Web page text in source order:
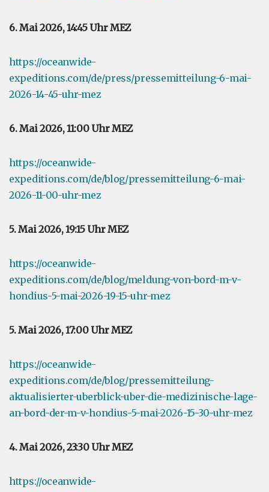
6. Mai 2026, 14:45 Uhr MEZ
https://oceanwide-
expeditions.com/de/press/pressemitteilung-6-mai-
2026-14-45-uhr-mez
6. Mai 2026, 11:00 Uhr MEZ
https://oceanwide-
expeditions.com/de/blog/pressemitteilung-6-mai-
2026-11-00-uhr-mez
5. Mai 2026, 19:15 Uhr MEZ
https://oceanwide-
expeditions.com/de/blog/meldung-von-bord-m-v-
hondius-5-mai-2026-19-15-uhr-mez
5. Mai 2026, 17:00 Uhr MEZ
https://oceanwide-
expeditions.com/de/blog/pressemitteilung-
aktualisierter-uberblick-uber-die-medizinische-lage-
an-bord-der-m-v-hondius-5-mai-2026-15-30-uhr-mez
4. Mai 2026, 23:30 Uhr MEZ
https://oceanwide-